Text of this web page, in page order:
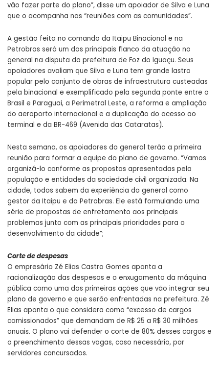
vão fazer parte do plano”, disse um apoiador de Silva e Luna
que o acompanha nas “reuniões com as comunidades”.
A gestão feita no comando da Itaipu Binacional e na
Petrobras será um dos principais flanco da atuação no
general na disputa da prefeitura de Foz do Iguaçu. Seus
apoiadores avaliam que Silva e Luna tem grande lastro
popular pelo conjunto de obras de infraestrutura custeadas
pela binacional e exemplificado pela segunda ponte entre o
Brasil e Paraguai, a Perimetral Leste, a reforma e ampliação
do aeroporto internacional e a duplicação do acesso ao
terminal e da BR-469 (Avenida das Cataratas).
Nesta semana, os apoiadores do general terão a primeira
reunião para formar a equipe do plano de governo. “Vamos
organizá-lo conforme as propostas apresentadas pela
população e entidades da sociedade civil organizada. Na
cidade, todos sabem da experiência do general como
gestor da Itaipu e da Petrobras. Ele está formulando uma
série de propostas de enfretamento aos principais
problemas junto com as principais prioridades para o
desenvolvimento da cidade”;
Corte de despesas
O empresário Zé Elias Castro Gomes aponta a
racionalização das despesas e o enxugamento da máquina
pública como uma das primeiras ações que vão integrar seu
plano de governo e que serão enfrentadas na prefeitura. Zé
Elias aponta o que considera como “excesso de cargos
comissionados” que demandam de R$ 25 a R$ 30 milhões
anuais. O plano vai defender o corte de 80% desses cargos e
o preenchimento dessas vagas, caso necessário, por
servidores concursados.